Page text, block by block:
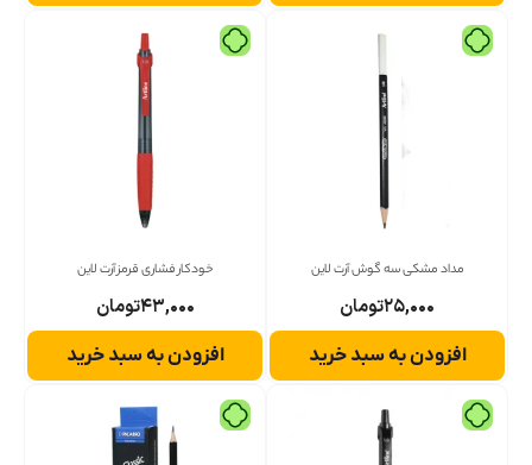
مداد مشکی سه گوش آرت لاین
۲۵,۰۰۰تومان
افزودن به سبد خرید
خودکار فشاری قرمز آرت لاین
۴۳,۰۰۰تومان
افزودن به سبد خرید